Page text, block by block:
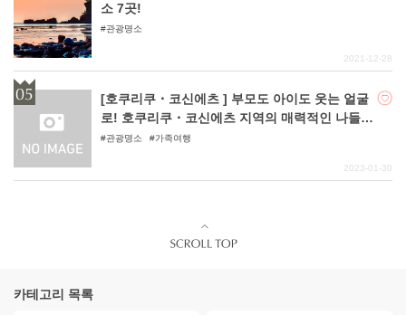
소 7곳!
관광명소
2021-12-28
[호쿠리쿠・코신에츠 ] 부모도 아이도 웃는 얼굴
로! 호쿠리쿠・코신에츠 지역의 매력적인 나들이
명소 6선
관광명소 가족여행
2023-01-30
카테고리 목록